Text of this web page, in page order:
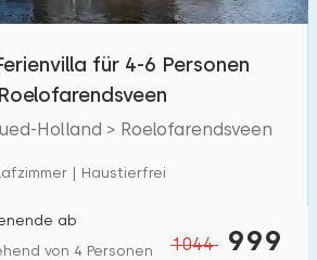
für 4-6 Personen
Holland > Roelofarendsveen
| Haustierfrei
1044 999
ab
von 4 Personen